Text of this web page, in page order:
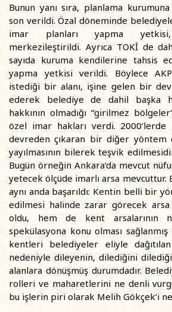
Bunun yanı sıra, planlama
son verildi. Özal döneminde
imar planları yapma
merkezileştirildi. Ayrıca TOKİ de
sayıda kuruma kendilerine tahsis
yapma yetkisi verildi. Böylece
istediği bir alanı, işine gelen bir
ederek belediye de dahil başka
hakkının olmadığı “girilmez
özel imar hakları verdi. 2000’lerde
devreden çıkaran bir diğer
yayılmasının bilerek teşvik
Bugün örneğin Ankara’da mevcut
yetecek ölçüde imarlı arsa mevcuttur.
aynı anda başarıldı: Kentin belli bir
edilmesi halinde zarar görecek
oldu, hem de kent arsalarının
spekülasyona konu olması
kentleri belediyeler eliyle
nedeniyle dileyenin, dilediğini
alanlara dönüşmüş durumdadır.
rolleri ve maharetlerini ne denli
bu işlerin piri olarak Melih Gökçek’i